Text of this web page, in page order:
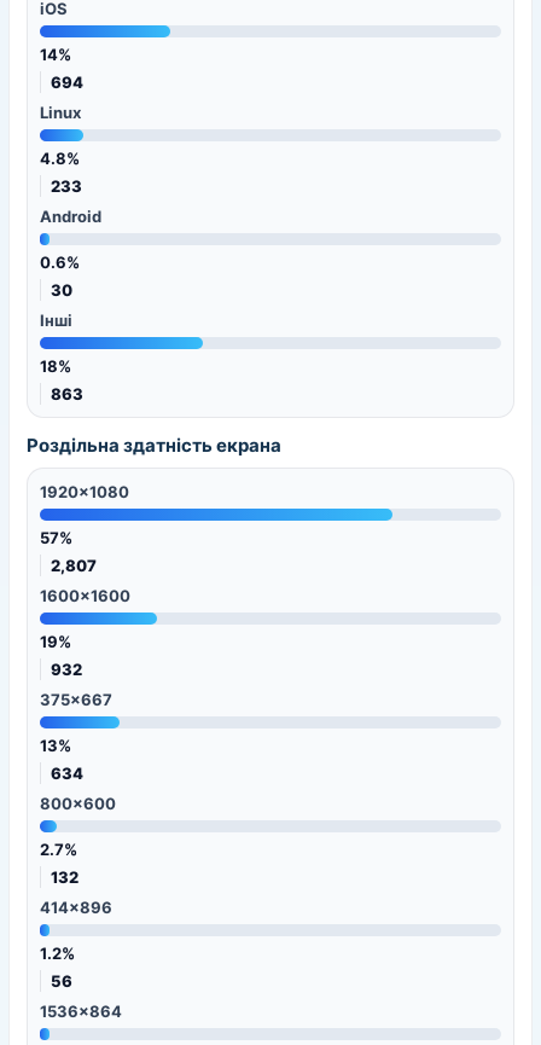
iOS
14%
694
Linux
4.8%
233
Android
0.6%
30
Інші
18%
863
Роздільна здатність екрана
1920x1080
57%
2,807
1600x1600
19%
932
375x667
13%
634
800x600
2.7%
132
414x896
1.2%
56
1536x864